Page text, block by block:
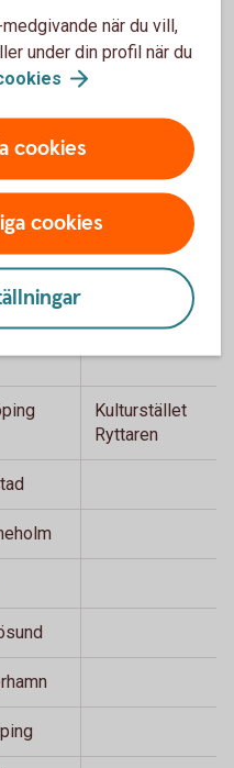
Palmfestivalen
Familjedag,
Cityföreningen
Kulturstället
Ryttaren
när du vill,
under din profil när du
cookies
cookies